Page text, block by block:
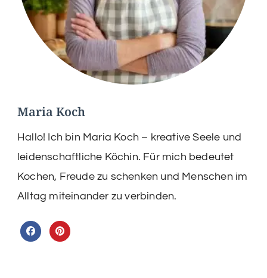
Maria Koch
Hallo! Ich bin Maria Koch – kreative Seele und
leidenschaftliche Köchin. Für mich bedeutet
Kochen, Freude zu schenken und Menschen im
Alltag miteinander zu verbinden.